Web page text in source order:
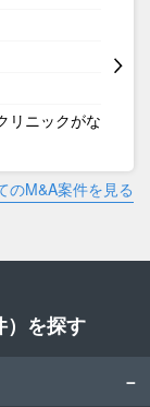
リニックがな
のM&A案件を見る
）を探す